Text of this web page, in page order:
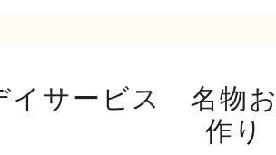
良
デ
イサービス 名物
作り